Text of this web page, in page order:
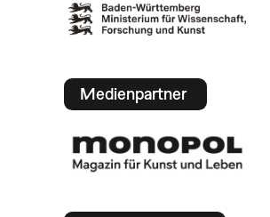
Medienpartner